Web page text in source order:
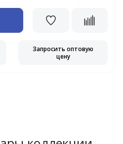
Запросить оптовую
цену